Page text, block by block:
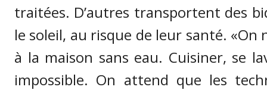
traitées. D’autres transportent des
le soleil, au risque de leur santé.
à la maison sans eau. Cuisiner, se
impossible. On attend que les